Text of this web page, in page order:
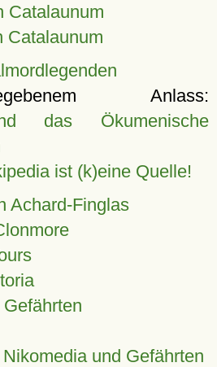
Catalaunum
Catalaunum
Anlass:
das Ökumenische
ist (k)eine Quelle!
Achard-Finglas
und Gefährten